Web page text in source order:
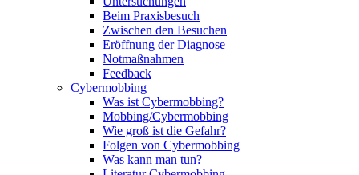
Beim Praxisbesuch
Zwischen den Besuchen
Eröffnung der Diagnose
Notmaßnahmen
Feedback
Cybermobbing
Was ist Cybermobbing?
Mobbing/Cybermobbing
Wie groß ist die Gefahr?
Folgen von Cybermobbing
Was kann man tun?